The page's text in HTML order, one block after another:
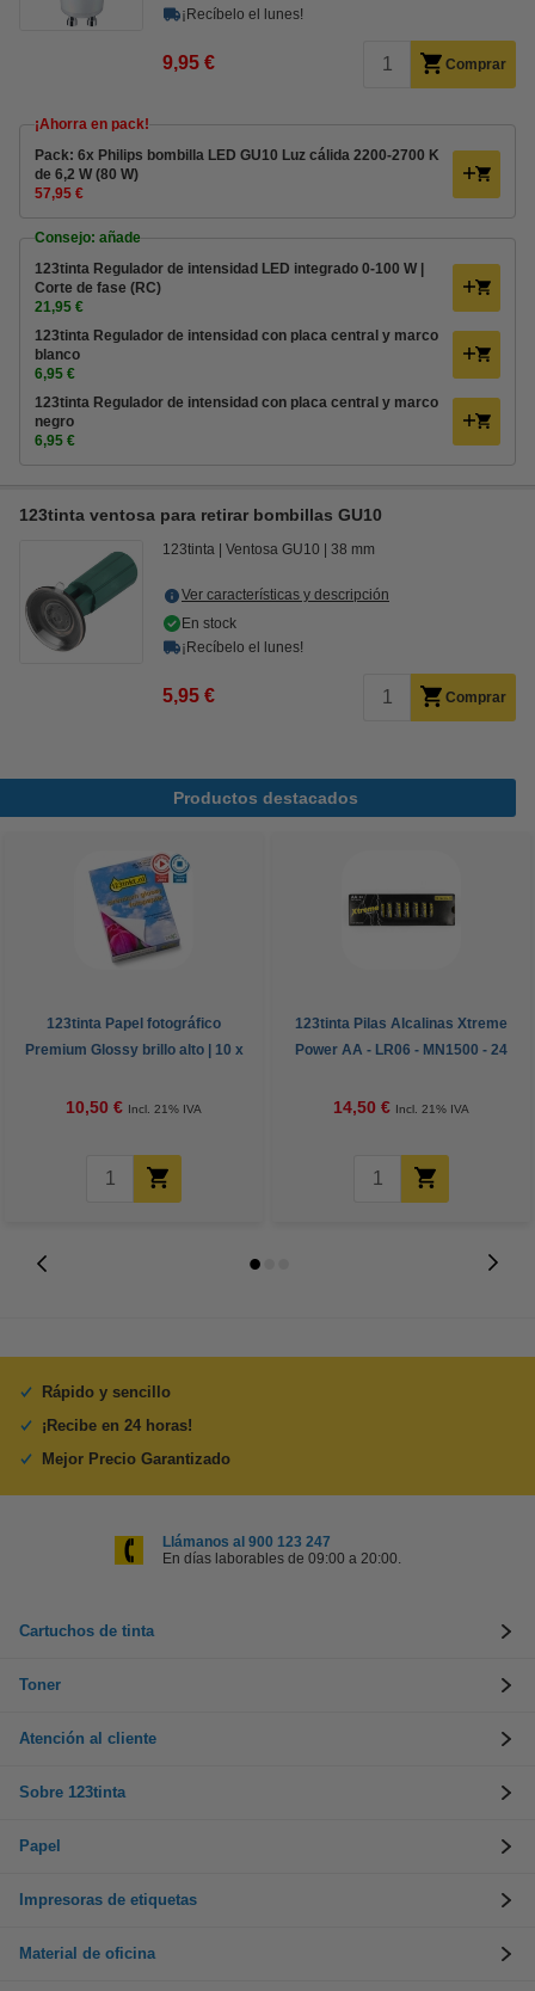
¡Recíbelo el lunes!
9,95 € Comprar
¡Ahorra en pack!
Pack: 6x Philips bombilla LED GU10 Luz cálida 2200-2700 K
de 6,2 W (80 W)
57,95 €
Consejo: añade
123tinta Regulador de intensidad LED integrado 0-100 W |
Corte de fase (RC)
21,95 €
123tinta Regulador de intensidad con placa central y marco
blanco
6,95 €
123tinta Regulador de intensidad con placa central y marco
negro
6,95 €
123tinta ventosa para retirar bombillas GU10
123tinta Ventosa GU10 38 mm
Ver características y descripción
En stock
¡Recíbelo el lunes!
5,95 € Comprar
Productos destacados
123tinta Papel fotográfico
Premium Glossy brillo alto | 10 x
10,50 € Incl. 21% IVA
123tinta Pilas Alcalinas Xtreme
Power AA - LR06 - MN1500 - 24
14,50 € Incl. 21% IVA
Rápido y sencillo
¡Recibe en 24 horas!
Mejor Precio Garantizado
Llámanos al 900 123 247
En días laborables de 09:00 a 20:00.
Cartuchos de tinta
Toner
Atención al cliente
Sobre 123tinta
Papel
Impresoras de etiquetas
Material de oficina